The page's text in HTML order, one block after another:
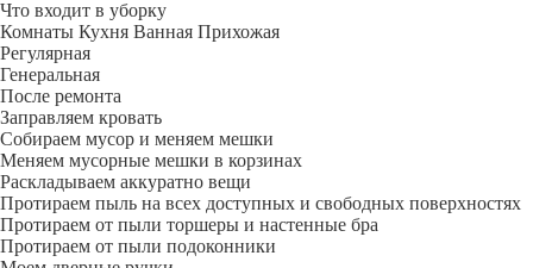
Что входит в уборку
Регу­лярная
Гене­ральная
После ремонта
Заправляем кровать
Собираем мусор и меняем мешки
Меняем мусорные мешки в корзинах
Раскладываем аккуратно вещи
Протираем пыль на всех доступных и свободных поверхностях
Протираем от пыли торшеры и настенные бра
Протираем от пыли подоконники